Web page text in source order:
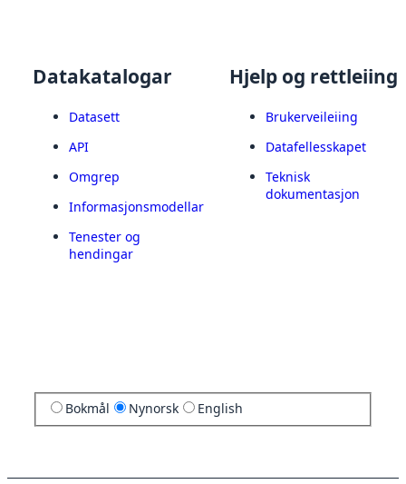
Datakatalogar
Datasett
API
Omgrep
Informasjonsmodellar
Tenester og
hendingar
Hjelp og rettleiing
Brukerveileiing
Datafellesskapet
Teknisk
dokumentasjon
Bokmål Nynorsk English